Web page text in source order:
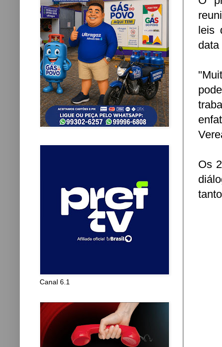
leis
Os
Canal 6.1